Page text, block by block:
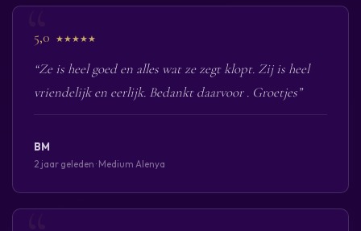
5,0 ★★★★★
“Ze is heel goed en alles wat ze zegt klopt. Zij is heel
vriendelijk en eerlijk. Bedankt daarvoor . Groetjes”
BM
2 jaar geleden · Medium Alenya